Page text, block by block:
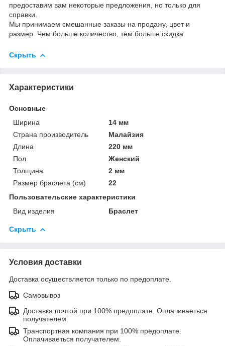
предоставим вам некоторые предложения, но только для
справки.
Мы принимаем смешанные заказы на продажу, цвет и
размер. Чем больше количество, тем больше скидка.
Скрыть
Характеристики
Основные
Ширина
14 мм
Страна производитель
Малайзия
Длина
220 мм
Пол
Женский
Толщина
2 мм
Размер браслета (см)
22
Пользовательские характеристики
Вид изделия
Браслет
Скрыть
Условия доставки
Доставка осуществляется только по предоплате.
Самовывоз
Доставка почтой при 100% предоплате. Оплачиваеться
получателем.
Транспортная компания при 100% предоплате.
Оплачиваеться получателем.